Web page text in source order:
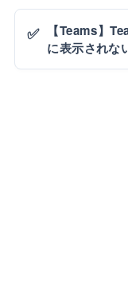
✅
【Teams】
に表示されな